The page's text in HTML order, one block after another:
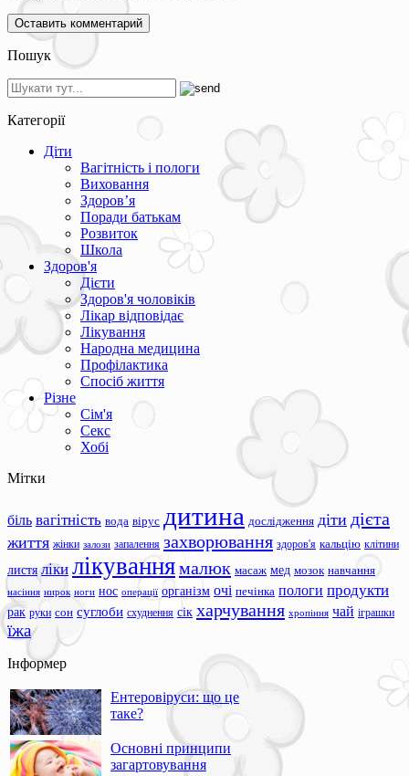
Пошук
Категорії
Діти
Вагітність і пологи
Виховання
Здоров’я
Поради батькам
Розвиток
Школа
Здоров'я
Дієти
Здоров'я чоловіків
Лікар відповідає
Лікування
Народна медицина
Профілактика
Спосіб життя
Різне
Сім'я
Секс
Хобі
Мітки
біль вагітність вода вірус дитина дослідження діти дієта
життя жінки залози запалення захворювання здоров'я кальцію клітини
листя ліки лікуваннямалюк масаж мед мозок навчання
насіння нирок ноги нос операції організм очі печінка пологи продукти
рак руки сон суглоби схуднення сік харчування хропіння чай іграшки
їжа
Інформер
Ентеровіруси: що це
таке?
Основні принципи
загартовування